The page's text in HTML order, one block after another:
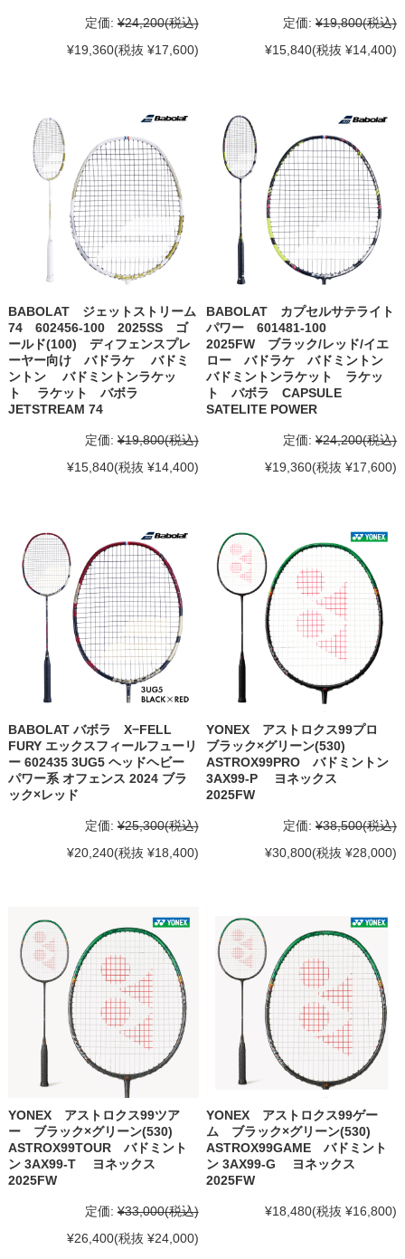
定価: ¥24,200(税込)
¥19,360(税抜 ¥17,600)
定価: ¥19,800(税込)
¥15,840(税抜 ¥14,400)
BABOLAT ジェットストリーム
74 602456-100 2025SS ゴ
ールド(100) ディフェンスプレ
ーヤー向け バドラケ バドミ
ントン バドミントンラケッ
ト ラケット バボラ
JETSTREAM 74
定価: ¥19,800(税込)
¥15,840(税抜 ¥14,400)
BABOLAT カプセルサテライト
パワー 601481-100
2025FW ブラック/レッド/イエ
ロー バドラケ バドミントン
バドミントンラケット ラケッ
ト バボラ CAPSULE
SATELITE POWER
定価: ¥24,200(税込)
¥19,360(税抜 ¥17,600)
BABOLAT バボラ X−FELL
FURY エックスフィールフューリ
ー 602435 3UG5 ヘッドヘビー
パワー系 オフェンス 2024 ブラ
ック×レッド
定価: ¥25,300(税込)
¥20,240(税抜 ¥18,400)
YONEX アストロクス99プロ
ブラック×グリーン(530)
ASTROX99PRO バドミントン
3AX99-P ヨネックス
2025FW
定価: ¥38,500(税込)
¥30,800(税抜 ¥28,000)
YONEX アストロクス99ツア
ー ブラック×グリーン(530)
ASTROX99TOUR バドミント
ン 3AX99-T ヨネックス
2025FW
定価: ¥33,000(税込)
¥26,400(税抜 ¥24,000)
YONEX アストロクス99ゲー
ム ブラック×グリーン(530)
ASTROX99GAME バドミント
ン 3AX99-G ヨネックス
2025FW
¥18,480(税抜 ¥16,800)